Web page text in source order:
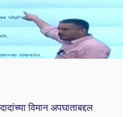
विमान अपघाताबद्दल